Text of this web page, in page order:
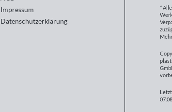
Impressum
Datenschutzerklärung
*